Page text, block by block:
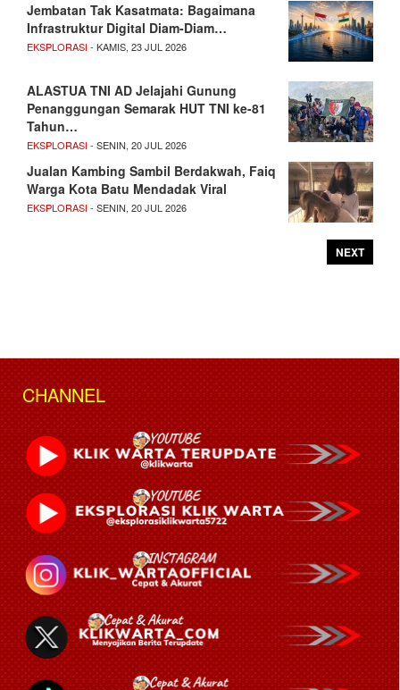
Jembatan Tak Kasatmata: Bagaimana
Infrastruktur Digital Diam-Diam…
EKSPLORASI- KAMIS, 23 JUL 2026
ALASTUA TNI AD Jelajahi Gunung
Penanggungan Semarak HUT TNI ke-81
Tahun…
EKSPLORASI- SENIN, 20 JUL 2026
Jualan Kambing Sambil Berdakwah, Faiq
Warga Kota Batu Mendadak Viral
EKSPLORASI- SENIN, 20 JUL 2026
NEXT
CHANNEL